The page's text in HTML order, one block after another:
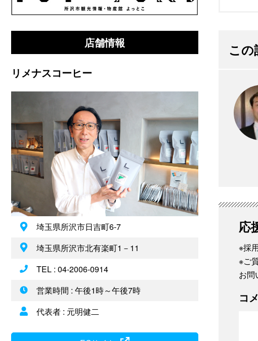
店舗情報
リメナスコーヒー
埼玉県所沢市日吉町6-7
埼玉県所沢市北有楽町1－11
TEL : 04-2006-0914
営業時間 : 午後1時～午後7時
代表者 : 元明健二
この
応
※採
※ご
お問
コ